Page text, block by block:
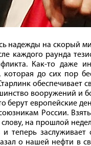
надежды на скорый
каждого раунда
Как-то даже
до сих пор
обеспечивает
вооружений и
берут европейские
России.
на прошлой
и теперь
о нашей нефти в